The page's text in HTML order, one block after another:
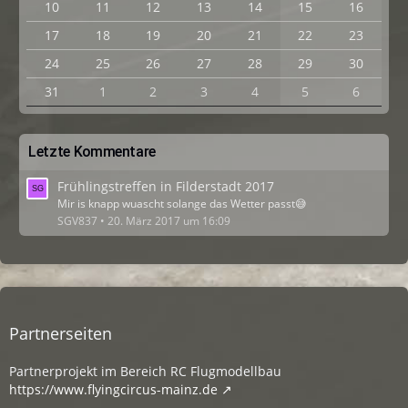
10
11 12 13 14 15
16
17
18 19 20 21 22
23
24
25 26 27 28 29
30
31
1 2 3 4 5 6
Letzte Kommentare
Frühlingstreffen in Filderstadt 2017
Mir is knapp wuascht solange das Wetter passt😅
SGV837
20. März 2017 um 16:09
Partnerseiten
Partnerprojekt im Bereich RC Flugmodellbau
https://www.flyingcircus-mainz.de